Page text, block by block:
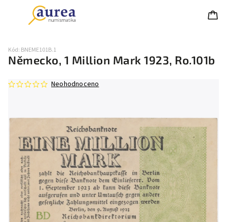
Německo, 1 Million Mark 1923, Ro.101b
Kód: BNEME101B.1
Neohodnoceno